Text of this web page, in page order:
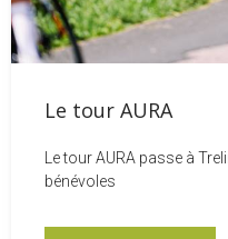
Le tour AURA
Le tour AURA passe à
bénévoles